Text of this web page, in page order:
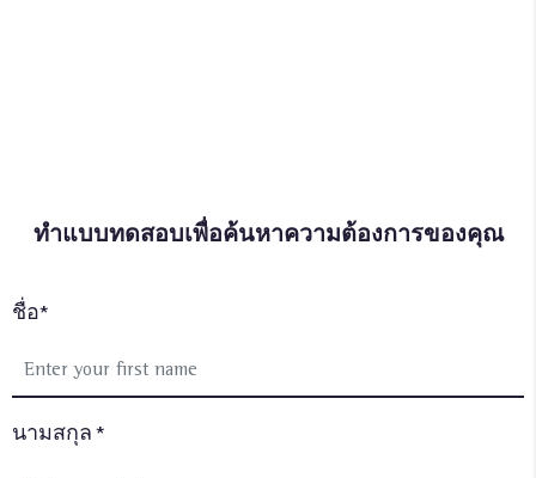
ทำแบบทดสอบเพื่อค้นหาความต้องการของคุณ
ชื่อ*
นามสกุล *